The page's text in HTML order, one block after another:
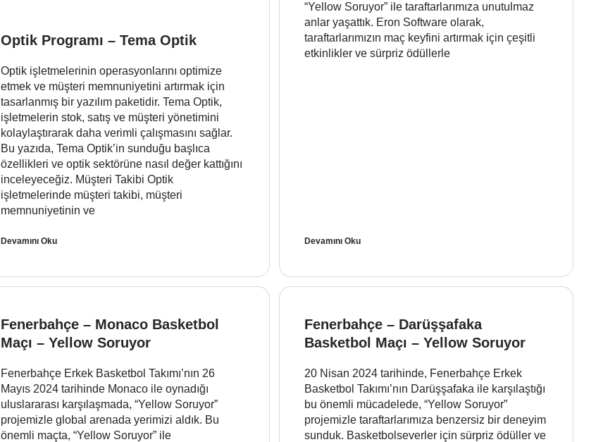
Optik Programı – Tema Optik
Optik işletmelerinin operasyonlarını optimize
etmek ve müşteri memnuniyetini artırmak için
tasarlanmış bir yazılım paketidir. Tema Optik,
işletmelerin stok, satış ve müşteri yönetimini
kolaylaştırarak daha verimli çalışmasını sağlar.
Bu yazıda, Tema Optik’in sunduğu başlıca
özellikleri ve optik sektörüne nasıl değer kattığını
inceleyeceğiz. Müşteri Takibi Optik
işletmelerinde müşteri takibi, müşteri
memnuniyetinin ve
Devamını Oku
“Yellow Soruyor” ile taraftarlarımıza unutulmaz
anlar yaşattık. Eron Software olarak,
taraftarlarımızın maç keyfini artırmak için çeşitli
etkinlikler ve sürpriz ödüllerle
Devamını Oku
Fenerbahçe – Monaco Basketbol
Maçı – Yellow Soruyor
Fenerbahçe Erkek Basketbol Takımı’nın 26
Mayıs 2024 tarihinde Monaco ile oynadığı
uluslararası karşılaşmada, “Yellow Soruyor”
projemizle global arenada yerimizi aldık. Bu
önemli maçta, “Yellow Soruyor” ile
Fenerbahçe – Darüşşafaka
Basketbol Maçı – Yellow Soruyor
20 Nisan 2024 tarihinde, Fenerbahçe Erkek
Basketbol Takımı’nın Darüşşafaka ile karşılaştığı
bu önemli mücadelede, “Yellow Soruyor”
projemizle taraftarlarımıza benzersiz bir deneyim
sunduk. Basketbolseverler için sürpriz ödüller ve